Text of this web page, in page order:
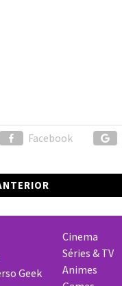
Facebook
Geek
Cinema
Séries & TV
Animes